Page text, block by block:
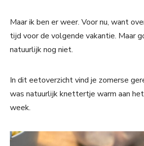
Maar ik ben er weer. Voor nu, want
tijd voor de volgende vakantie. Maar
natuurlijk nog niet.
In dit eetoverzicht vind je zomerse
was natuurlijk knettertje warm aan
week.